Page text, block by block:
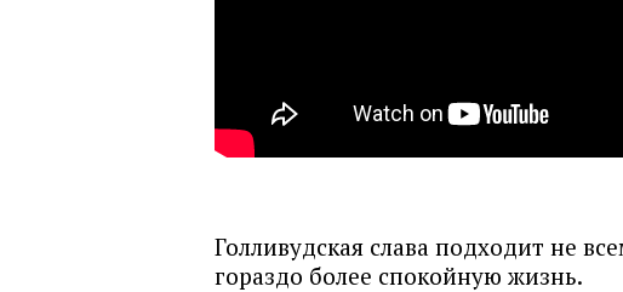
Голливудская слава подходит не
гораздо более спокойную жизнь.